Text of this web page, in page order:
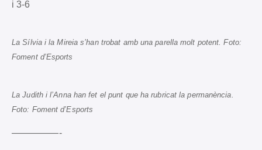
i 3-6
La Sílvia i la Mireia s’han trobat amb una parella molt potent. Foto:
Foment d’Esports
La Judith i l’Anna han fet el punt que ha rubricat la permanència.
Foto: Foment d’Esports
—————-